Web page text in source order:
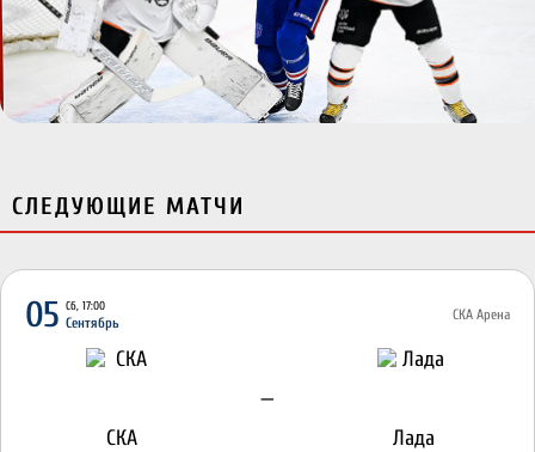
СЛЕДУЮЩИЕ МАТЧИ
05 Сб, 17:00
Сентябрь СКА Арена
СКА
—
Лада